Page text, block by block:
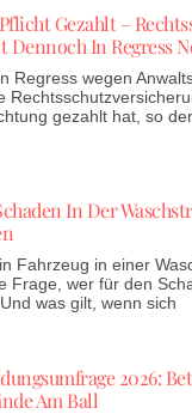
Gezahlt –
Dennoch In Regress
Regress wegen
gezahlt hat, so
In Der
Fahrzeug in einer
Frage, wer für den
was gilt, wenn sich
2026:
Am Ball